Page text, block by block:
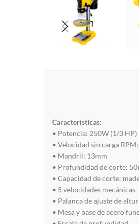
Características:
• Potencia: 250W (1/3 HP)
• Velocidad sin carga
• Mandril: 13mm
• Profundidad de corte:
• Capacidad de corte:
• 5 velocidades mecánicas
• Palanca de ajuste de
• Mesa y base de acero